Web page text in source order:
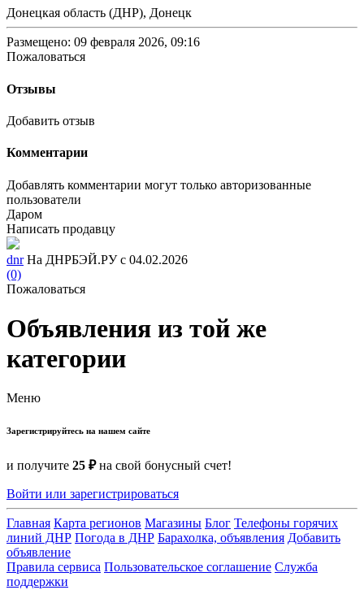
Донецкая область (ДНР), Донецк
Размещено: 09 февраля 2026, 09:16
Пожаловаться
Отзывы
Добавить отзыв
Комментарии
Добавлять комментарии могут только авторизованные
пользователи
Даром
Написать продавцу
dnr На ДНРБЭЙ.РУ с 04.02.2026
(0)
Пожаловаться
Объявления из той же
категории
Меню
Зарегистрируйтесь на нашем сайте
и получите 25 ₽на свой бонусный счет!
Войти или зарегистрироваться
Главная Карта регионов Магазины Блог Телефоны горячих
линий ДНР Погода в ДНР Барахолка, объявления Добавить
объявление
Правила сервиса Пользовательское соглашение Служба
поддержки